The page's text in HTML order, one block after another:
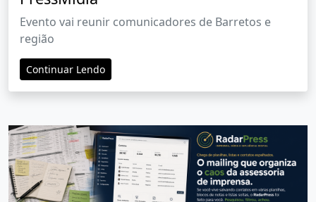
Evento vai reunir comunicadores de Barretos e
região
Continuar Lendo